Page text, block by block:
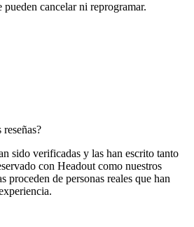
pueden cancelar ni reprogramar.
reseñas?
sido verificadas y las han escrito tanto
con Headout como nuestros
proceden de personas reales que han